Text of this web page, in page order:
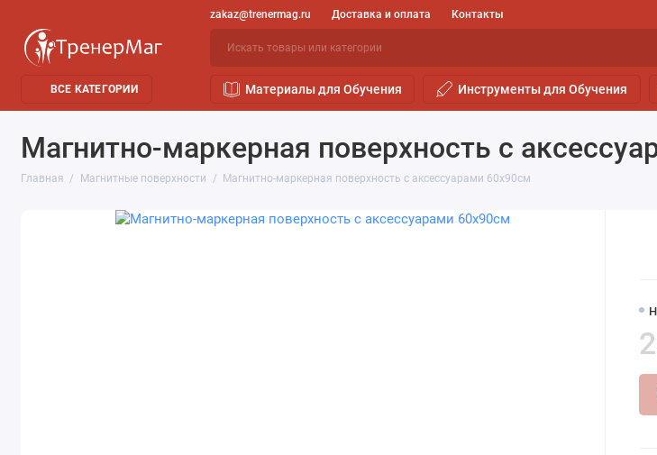
zakaz@trenermag.ru Доставка и оплата Контакты
ВСЕ КАТЕГОРИИ Материалы для Обучения Инструменты для Обучения
Магнитно-маркерная поверхность с
Главная Магнитные поверхности Магнитно-маркерная поверхность с аксессуарами 60х90см